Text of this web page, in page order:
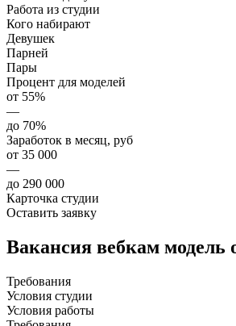
Работа из студии
Кого набирают
Девушек
Парней
Пары
Процент для моделей
от 55%
—
до 70%
Заработок в месяц, руб
от 35 000
—
до 290 000
Карточка студии
Оставить заявку
Вакансия вебкам модель
Требования
Условия студии
Условия работы